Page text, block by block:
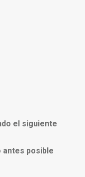
el siguiente
antes posible